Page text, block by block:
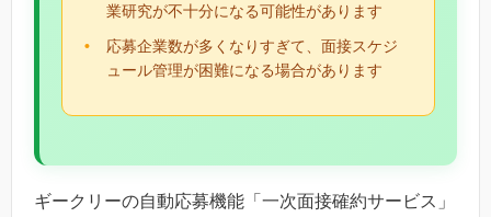
業研究が不十分になる可能性があります
応募企業数が多くなりすぎて、面接スケジ
ュール管理が困難になる場合があります
ギークリーの自動応募機能「一次面接確約サービス」